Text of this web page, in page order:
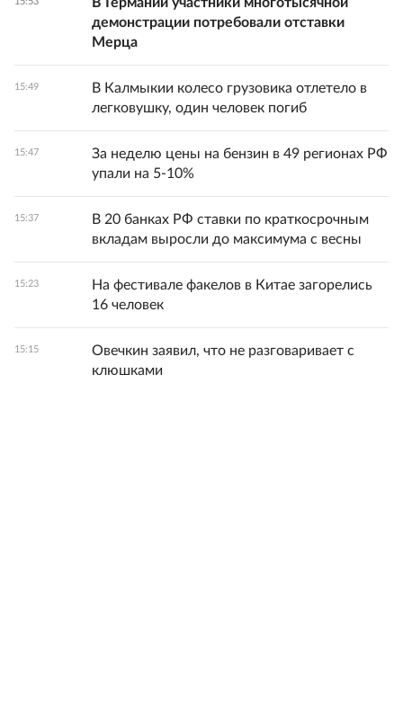
В Германии участники многотысячной
демонстрации потребовали отставки
Мерца
15:49
В Калмыкии колесо грузовика отлетело в
легковушку, один человек погиб
15:47
За неделю цены на бензин в 49 регионах РФ
упали на 5-10%
15:37
В 20 банках РФ ставки по краткосрочным
вкладам выросли до максимума с весны
15:23
На фестивале факелов в Китае загорелись
16 человек
15:15
Овечкин заявил, что не разговаривает с
клюшками